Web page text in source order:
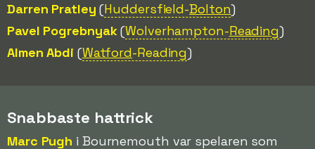
Darren Pratley (Huddersfield-Bolton)
Pavel Pogrebnyak(Wolverhampton-Reading)
Almen Abdi (Watford-Reading)
Snabbaste hattrick
Marc Pugh i Bournemouth var spelaren som